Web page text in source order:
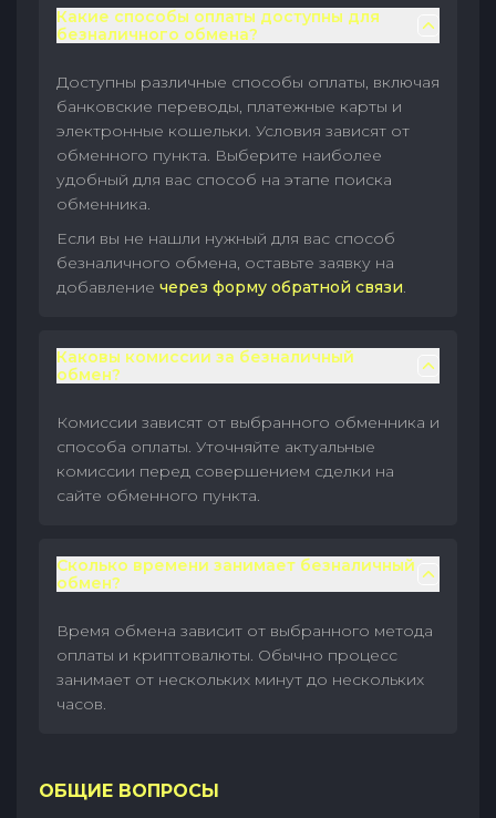
Какие способы оплаты доступны для
безналичного обмена?
Доступны различные способы оплаты, включая
банковские переводы, платежные карты и
электронные кошельки. Условия зависят от
обменного пункта. Выберите наиболее
удобный для вас способ на этапе поиска
обменника.
Если вы не нашли нужный для вас способ
безналичного обмена, оставьте заявку на
добавление через форму обратной связи.
Каковы комиссии за безналичный
обмен?
Комиссии зависят от выбранного обменника и
способа оплаты. Уточняйте актуальные
комиссии перед совершением сделки на
сайте обменного пункта.
Сколько времени занимает безналичный
обмен?
Время обмена зависит от выбранного метода
оплаты и криптовалюты. Обычно процесс
занимает от нескольких минут до нескольких
часов.
ОБЩИЕ ВОПРОСЫ